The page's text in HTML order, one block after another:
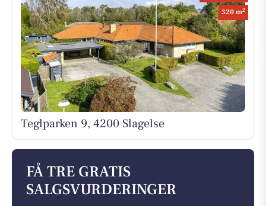
320 m2
Teglparken 9, 4200 Slagelse
FÅ TRE GRATIS
SALGSVURDERINGER